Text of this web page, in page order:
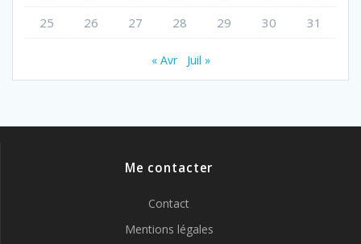
25
26 27 28 29 30 31
« Avr Juil »
Me contacter
Contact
Mentions légales